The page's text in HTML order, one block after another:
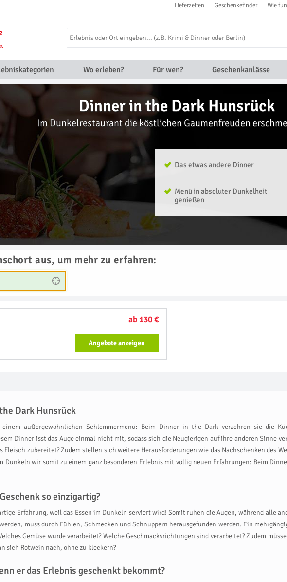
Lieferzeiten Geschenkefinder Wie
Wo erleben? Für wen? Geschenkanlässe
Dinner in the Dark Hunsrück
Im Dunkelrestaurant die köstlichen Gaumenfreuden
Das etwas andere Dinner
Menü in absoluter Dunkelheit
genießen
aus, um mehr zu erfahren:
ab 130 €
Angebote anzeigen
Dark Hunsrück
außergewöhnlichen Schlemmermenü: Beim Dinner in the Dark verzehren sie die
Dinner isst das Auge einmal nicht mit, sodass sich die Neugierigen auf ihre anderen Sinne
Fleisch zubereitet? Zudem stellen sich weitere Herausforderungen wie das Nachschenken des
Dunkeln wir somit zu einem ganz besonderen Erlebnis mit völlig neuen Erfahrungen: Beim
so einzigartig?
Erfahrung, weil das Essen im Dunkeln serviert wird! Somit ruhen die Augen, während alle
muss durch Fühlen, Schmecken und Schnuppern herausgefunden werden. Ein
Gemüse wurde verarbeitet? Welche Geschmacksrichtungen sind verarbeitet? Zudem
sich Rotwein nach, ohne zu kleckern?
er das Erlebnis geschenkt bekommt?